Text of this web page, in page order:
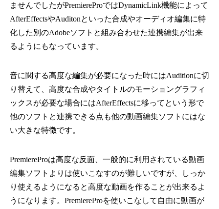
ませんでしたがPremiereProではDynamicLink機能によって
AfterEffectsやAuditonといった合成やオーディオ編集に特
化した別のAdobeソフトと組み合わせた連携編集が出来
るようにもなっています。
音に関する高度な編集が必要になった時にはAuditionに切
り替えて、高度な合成やタイトルのモーショングラフィ
ックスが必要な場合にはAfterEffectsに移ってという形で
他のソフトと連携できる点も他の動画編集ソフトにはな
い大きな特徴です。
PremiereProは高度な反面、一般的に利用されている動画
編集ソフトよりは使いこなすのが難しいですが、しっか
り使えるようになると高度な動画を作ることが出来るよ
うになります。PremiereProを使いこなして自由に動画が